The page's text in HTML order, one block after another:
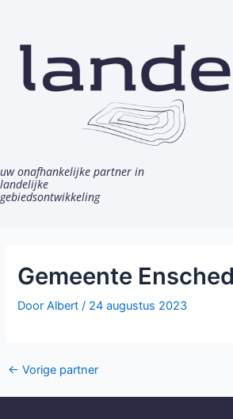
uw onafhankelijke partner in
landelijke
gebiedsontwikkeling
Gemeente
DoorAlbert/ 24 augustus 2023
← Vorige partner